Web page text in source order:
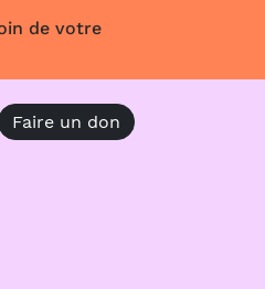
de votre
Faire un don